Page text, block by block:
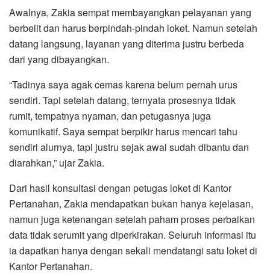
Awalnya, Zakia sempat membayangkan pelayanan yang
berbelit dan harus berpindah-pindah loket. Namun setelah
datang langsung, layanan yang diterima justru berbeda
dari yang dibayangkan.
“Tadinya saya agak cemas karena belum pernah urus
sendiri. Tapi setelah datang, ternyata prosesnya tidak
rumit, tempatnya nyaman, dan petugasnya juga
komunikatif. Saya sempat berpikir harus mencari tahu
sendiri alurnya, tapi justru sejak awal sudah dibantu dan
diarahkan,” ujar Zakia.
Dari hasil konsultasi dengan petugas loket di Kantor
Pertanahan, Zakia mendapatkan bukan hanya kejelasan,
namun juga ketenangan setelah paham proses perbaikan
data tidak serumit yang diperkirakan. Seluruh informasi itu
ia dapatkan hanya dengan sekali mendatangi satu loket di
Kantor Pertanahan.